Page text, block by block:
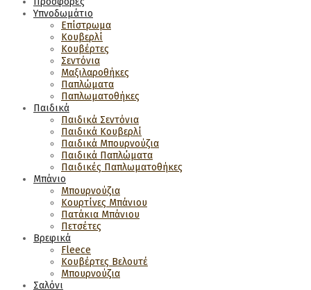
Υπνοδωμάτιο
Επίστρωμα
Κουβερλί
Κουβέρτες
Σεντόνια
Μαξιλαροθήκες
Παπλώματα
Παπλωματοθήκες
Παιδικά
Παιδικά Σεντόνια
Παιδικά Κουβερλί
Παιδικά Μπουρνούζια
Παιδικά Παπλώματα
Παιδικές Παπλωματοθήκες
Μπάνιο
Μπουρνούζια
Κουρτίνες Μπάνιου
Πατάκια Μπάνιου
Πετσέτες
Βρεφικά
Fleece
Κουβέρτες Βελουτέ
Μπουρνούζια
Σαλόνι